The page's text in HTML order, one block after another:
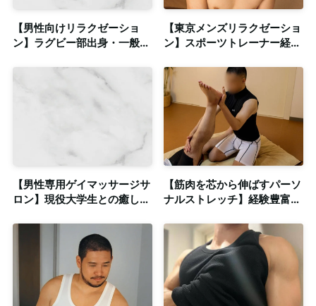
【男性向けリラクゼーショ
ン】ラグビー部出身・一般店
る個室も完備
【東京メンズリラクゼーショ
ン】スポーツトレーナー経験
トレッチ◎個室・出張対応
【男性専用ゲイマッサージサ
ロン】現役大学生との癒し時
【筋肉を芯から伸ばすパーソ
ナルストレッチ】経験豊富な
笹塚に個室あり